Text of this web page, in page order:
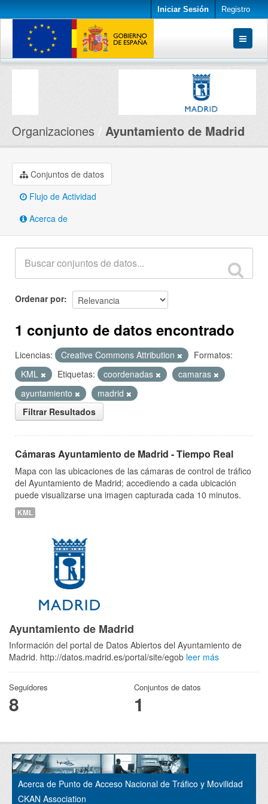
Iniciar Sesión Registro
Conjuntos de datos
Organizaciones Ayuntamiento de Madrid
Conjuntos de datos
Flujo de Actividad
Acerca de
Ordenar por
1 conjunto de datos encontrado
Licencias: Creative Commons Attribution
Formatos:
KML
Etiquetas: coordenadas
camaras
ayuntamiento
madrid
Filtrar Resultados
Cámaras Ayuntamiento de Madrid - Tiempo Real
Mapa con las ubicaciones de las cámaras de control de tráfico
del Ayuntamiento de Madrid; accediendo a cada ubicación
puede visualizarse una imagen capturada cada 10 minutos.
KML
Ayuntamiento de Madrid
Información del portal de Datos Abiertos del Ayuntamiento de
Madrid. http://datos.madrid.es/portal/site/egob leer más
Seguidores
8
Conjuntos de datos
1
Acerca de Punto de Acceso Nacional de Tráfico y Movilidad
CKAN Association